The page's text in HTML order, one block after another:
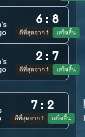
6 : 8
ดีที่สุดจาก 1 เสร็จสิ้น
2 : 7
ดีที่สุดจาก 1 เสร็จสิ้น
7 : 2
ดีที่สุดจาก 1 เสร็จสิ้น